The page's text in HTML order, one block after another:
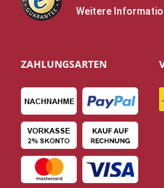
Weitere
ZAHLUNGSARTEN